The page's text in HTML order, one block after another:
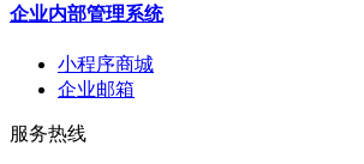
企业内部管理系统
小程序商城
企业邮箱
服务热线